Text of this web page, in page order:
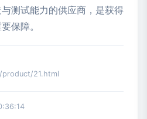
测试能力的供应商，是获得
保障。
21.html